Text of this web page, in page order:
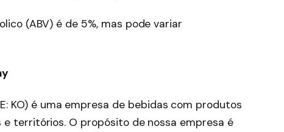
(ABV) é de 5%, mas pode variar
KO) é uma empresa de bebidas com produtos
territórios. O propósito de nossa empresa é